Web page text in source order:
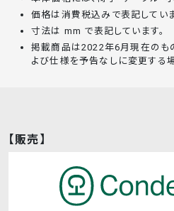
価格は消費税込みで表記していま
寸法は mm で表記しています。
掲載商品は2022年6月現在のも
よび仕様を予告なしに変更する場
【販売】